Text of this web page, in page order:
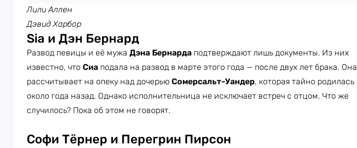
Лили Аллен
Дэвид Харбор
Sia и Дэн Бернард
Развод певицы и её мужа Дэна Бернарда подтверждают лишь документы. Из них
известно, что Сиа подала на развод в марте этого года — после двух лет брака. Она
рассчитывает на опеку над дочерью Сомерсальт-Уандер, которая тайно родилась
около года назад. Однако исполнительница не исключает встреч с отцом. Что же
случилось? Пока об этом не говорят.
Софи Тёрнер и Перегрин Пирсон